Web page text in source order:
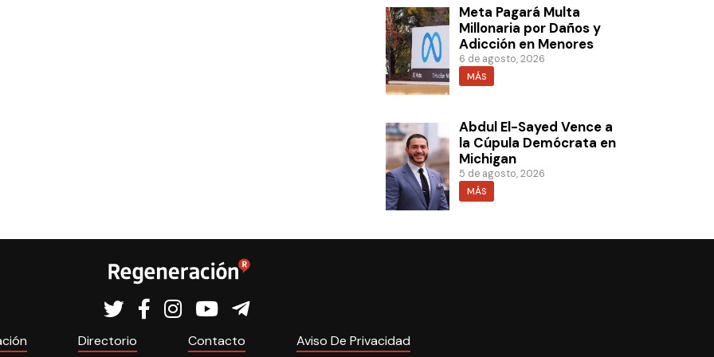
Meta Pagará Multa
Millonaria por Daños y
Adicción en Menores
6 de agosto, 2026
MÁS
Abdul El-Sayed Vence a
la Cúpula Demócrata en
Michigan
5 de agosto, 2026
MÁS
Directorio Contacto Aviso De Privacidad